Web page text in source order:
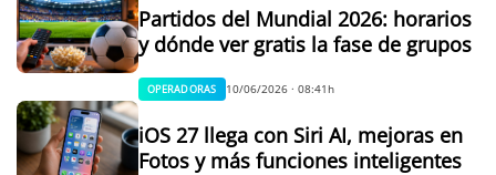
Partidos del Mundial 2026: horarios
y dónde ver gratis la fase de grupos
OPERADORAS 10/06/2026 · 08:41h
iOS 27 llega con Siri AI, mejoras en
Fotos y más funciones inteligentes